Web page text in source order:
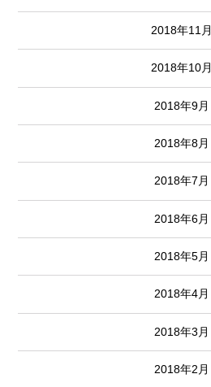
2018年11月
2018年10月
2018年9月
2018年8月
2018年7月
2018年6月
2018年5月
2018年4月
2018年3月
2018年2月